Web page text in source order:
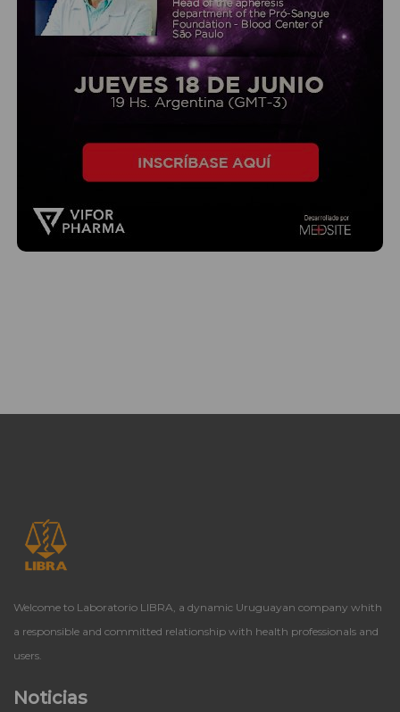
Welcome to Laboratorio LIBRA, a dynamic Uruguayan company whith
a responsible and committed relationship with health professionals and
users.
Noticias